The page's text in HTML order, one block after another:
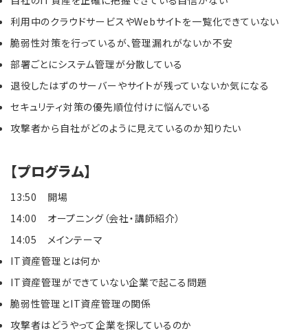
利用中のクラウドサービスやWebサイトを一覧化できていない
脆弱性対策を行っているが、管理漏れがないか不安
部署ごとにシステム管理が分散している
退役したはずのサーバーやサイトが残っていないか気になる
セキュリティ対策の優先順位付けに悩んでいる
攻撃者から自社がどのように見えているのか知りたい
【プログラム】
13:50 開場
14:00 オープニング（会社・講師紹介）
14:05 メインテーマ
IT資産管理とは何か
IT資産管理ができていない企業で起こる問題
脆弱性管理とIT資産管理の関係
攻撃者はどうやって企業を探しているのか